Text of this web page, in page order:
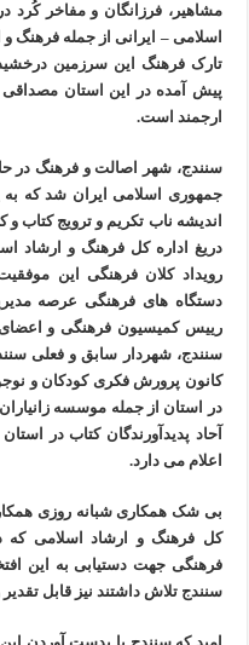
مشاهیر، فرزانگان و مفاخر کُرد
اسلامی – ایرانی از جمله فرهنگ
تارک فرهنگ این سرزمین
پیش آمده در این استان
ارجمند است.
سنندج، شهر اصالت و فرهنگ در
جمهوری اسلامی ایران شد که به
اندیشه ناب تکریم و ترویج کتاب
دریغ اداره کل فرهنگ و ارشاد
رویداد کلان فرهنگی این
دستگاه های فرهنگی عرصه
رییس کمیسیون فرهنگی و
سنندج، شهردار سابق و فعلی
کانون پرورش فکری کودکان و
در استان از جمله موسسه
آحاد پدیدآورندگان کتاب در
اعلام می دارد.
بی شک همکاری شبانه روزی
کل فرهنگ و ارشاد اسلامی که
فرهنگی جهت دستیابی به این
سنندج تلاش داشتند نیز قابل